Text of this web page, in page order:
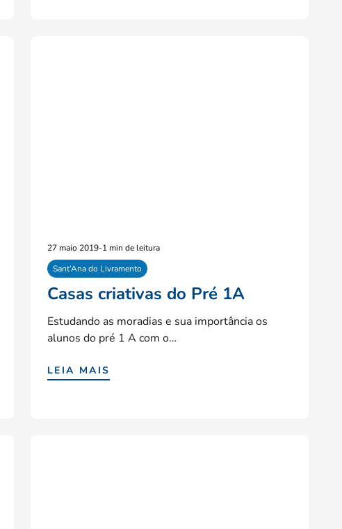
27 maio 2019-1 min de leitura
Sant’Ana do Livramento
Casas criativas do Pré 1A
Estudando as moradias e sua importância os
alunos do pré 1 A com o…
LEIA MAIS